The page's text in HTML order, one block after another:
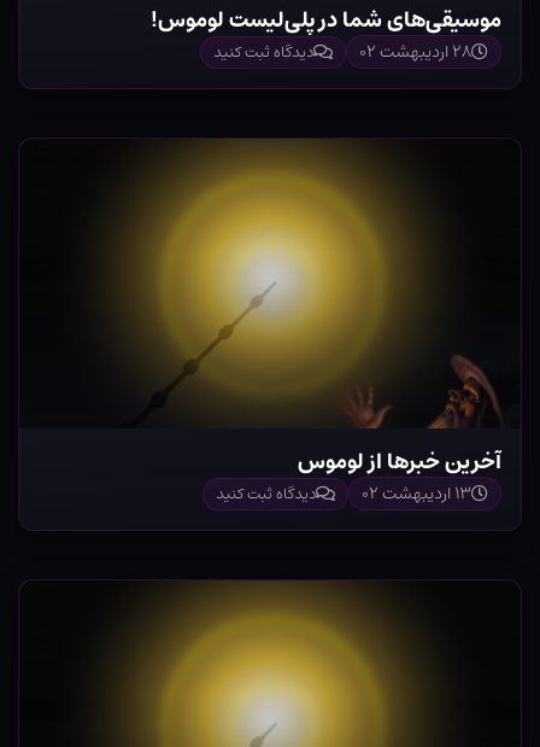
موسیقی‌های شما در پلی‌لیست لوموس!
۲۸ اردیبهشت ۰۲ دیدگاه ثبت کنید
آخرین خبرها از لوموس
۱۳ اردیبهشت ۰۲ دیدگاه ثبت کنید